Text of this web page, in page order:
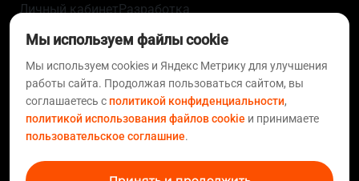
Личный кабинетРазработка
конфиденциальностиПользовательское
соглашениеСогласие на обработку персональных
данных Политика использования файлов
cookieСтатьи FAQ
+7 812 633-01-10+7 495 620-97-08support@calculate.ru
8 800 555-70-00
Мы используем файлы cookie
Мы используем cookies и Яндекс Метрику для улучшения
работы сайта. Продолжая пользоваться сайтом, вы
соглашаетесь сполитикой конфиденциальности,
политикой использования файлов cookie и принимаете
пользовательское соглашние.